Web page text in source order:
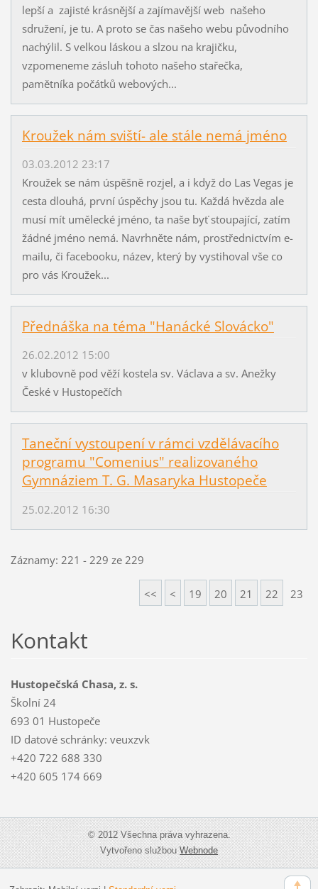
lepší a zajisté krásnější a zajímavější web našeho
sdružení, je tu. A proto se čas našeho webu původního
nachýlil. S velkou láskou a slzou na krajičku,
vzpomeneme zásluh tohoto našeho stařečka,
pamětníka počátků webových...
Kroužek nám sviští- ale stále nemá jméno
03.03.2012 23:17
Kroužek se nám úspěšně rozjel, a i když do Las Vegas je
cesta dlouhá, první úspěchy jsou tu. Každá hvězda ale
musí mít umělecké jméno, ta naše byť stoupající, zatím
žádné jméno nemá. Navrhněte nám, prostřednictvím e-
mailu, či facebooku, název, který by vystihoval vše co
pro vás Kroužek...
Přednáška na téma "Hanácké Slovácko"
26.02.2012 15:00
v klubovně pod věží kostela sv. Václava a sv. Anežky
České v Hustopečích
Taneční vystoupení v rámci vzdělávacího
programu "Comenius" realizovaného
Gymnáziem T. G. Masaryka Hustopeče
25.02.2012 16:30
Záznamy: 221 - 229 ze 229
<< < 19 20 21 22 23
Kontakt
Hustopečská Chasa, z. s.
Školní 24
693 01 Hustopeče
ID datové schránky: veuxzvk
+420 722 688 330
+420 605 174 669
© 2012 Všechna práva vyhrazena.
Vytvořeno službouWebnode